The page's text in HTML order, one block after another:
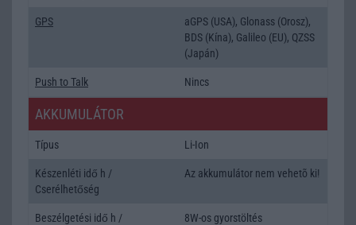
GPS
aGPS (USA), Glonass (Orosz),
BDS (Kína), Galileo (EU), QZSS
(Japán)
Push to Talk Nincs
AKKUMULÁTOR
Típus Li-Ion
Készenléti idő h /
Cserélhetőség
Az akkumulátor nem vehetõ ki!
Beszélgetési idő h /
8W-os gyorstöltés